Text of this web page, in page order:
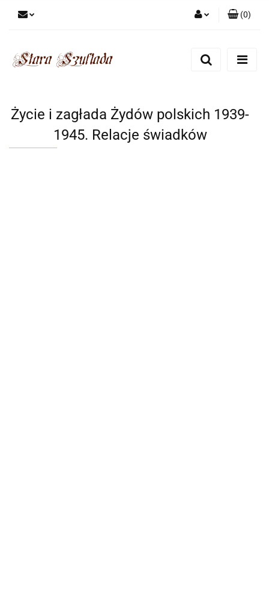
Zarejestruj się
(0)
Życie i zagłada Żydów polskich 1939-
1945. Relacje świadków